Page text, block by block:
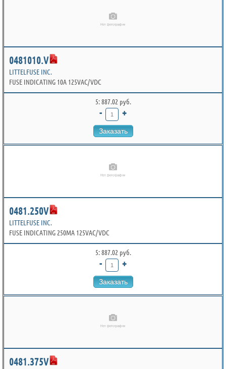
0481010.V
LITTELFUSE INC.
FUSE INDICATING 10A 125VAC/VDC
5: 887.02 руб.
- +
Заказать
0481.250V
LITTELFUSE INC.
FUSE INDICATING 250MA 125VAC/VDC
5: 887.02 руб.
- +
Заказать
0481.375V